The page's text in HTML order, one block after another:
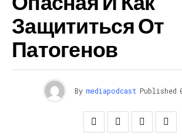
Защититься От
Патогенов
By mediapodcast Published